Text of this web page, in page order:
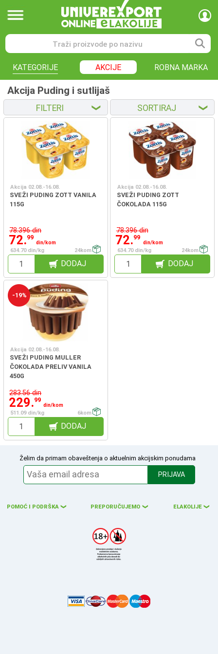
KATEGORIJE AKCIJE ROBNA MARKA
Akcija Puding i sutlijaš
FILTERI ❮ SORTIRAJ ❮
Akcija 02.08.-16.08.
SVEŽI PUDING ZOTT VANILA
115G
78.396 din
72.99
din/kom
634.70 din/kg
24kom
DODAJ
Akcija 02.08.-16.08.
SVEŽI PUDING ZOTT
ČOKOLADA 115G
78.396 din
72.99
din/kom
634.70 din/kg
24kom
DODAJ
-19%
Akcija 02.08.-16.08.
SVEŽI PUDING MULLER
ČOKOLADA PRELIV VANILA
450G
283.56 din
229.99
din/kom
511.09 din/kg
6kom
DODAJ
Želim da primam obaveštenja o aktuelnim akcijskim ponudama
PRIJAVA
POMOĆ I PODRŠKA ❮ PREPORUČUJEMO ❮ ELAKOLIJE ❮